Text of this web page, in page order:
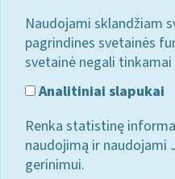
Naudojami sklandžiam
pagrindines svetainės
svetainė negali
Analitiniai slapukai
Renka statistinę
naudojimą ir naudojami
gerinimui.